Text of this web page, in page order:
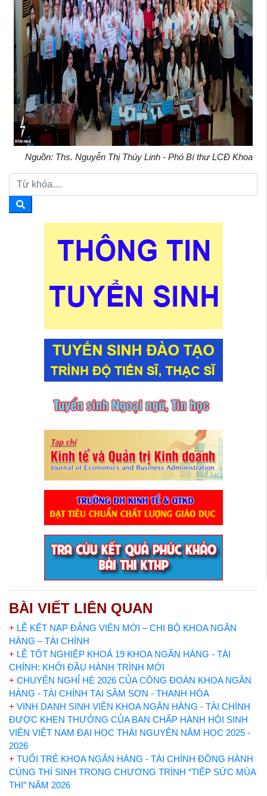
Nguồn: Ths. Nguyễn Thị Thúy Linh - Phó Bí thư LCĐ Khoa
BÀI VIẾT LIÊN QUAN
+ LỄ KẾT NẠP ĐẢNG VIÊN MỚI – CHI BỘ KHOA NGÂN
HÀNG – TÀI CHÍNH
+ LỄ TỐT NGHIỆP KHOÁ 19 KHOA NGÂN HÀNG - TÀI
CHÍNH: KHỞI ĐẦU HÀNH TRÌNH MỚI
+ CHUYẾN NGHỈ HÈ 2026 CỦA CÔNG ĐOÀN KHOA NGÂN
HÀNG - TÀI CHÍNH TẠI SẦM SƠN - THANH HÓA
+ VINH DANH SINH VIÊN KHOA NGÂN HÀNG - TÀI CHÍNH
ĐƯỢC KHEN THƯỞNG CỦA BAN CHẤP HÀNH HỘI SINH
VIÊN VIỆT NAM ĐẠI HỌC THÁI NGUYÊN NĂM HỌC 2025 -
2026
+ TUỔI TRẺ KHOA NGÂN HÀNG - TÀI CHÍNH ĐỒNG HÀNH
CÙNG THÍ SINH TRONG CHƯƠNG TRÌNH “TIẾP SỨC MÙA
THI” NĂM 2026